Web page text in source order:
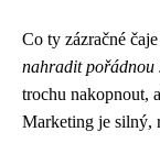
Co ty zázračné
nahradit pořádnou
trochu nakopnout,
Marketing je silný,